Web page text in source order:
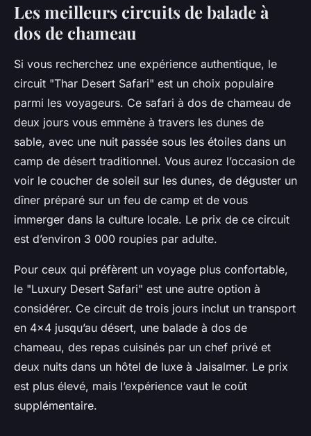
Les meilleurs circuits de balade à
dos de chameau
Si vous recherchez une expérience authentique, le
circuit "Thar Desert Safari" est un choix populaire
parmi les voyageurs. Ce safari à dos de chameau de
deux jours vous emmène à travers les dunes de
sable, avec une nuit passée sous les étoiles dans un
camp de désert traditionnel. Vous aurez l’occasion de
voir le coucher de soleil sur les dunes, de déguster un
dîner préparé sur un feu de camp et de vous
immerger dans la culture locale. Le prix de ce circuit
est d’environ 3 000 roupies par adulte.
Pour ceux qui préfèrent un voyage plus confortable,
le "Luxury Desert Safari" est une autre option à
considérer. Ce circuit de trois jours inclut un transport
en 4×4 jusqu’au désert, une balade à dos de
chameau, des repas cuisinés par un chef privé et
deux nuits dans un hôtel de luxe à Jaisalmer. Le prix
est plus élevé, mais l’expérience vaut le coût
supplémentaire.